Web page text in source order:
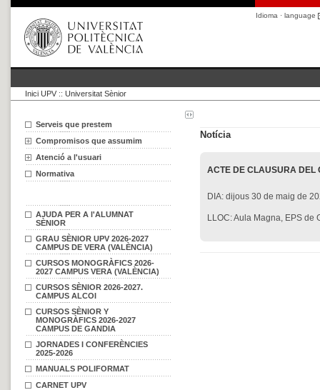
Idioma · language
Inici UPV :: Universitat Sènior
Serveis que prestem
Compromisos que assumim
Atenció a l'usuari
Normativa
AJUDA PER A l'ALUMNAT
SÈNIOR
GRAU SÈNIOR UPV 2026-2027
CAMPUS DE VERA (VALÈNCIA)
CURSOS MONOGRÀFICS 2026-
2027 CAMPUS VERA (VALÈNCIA)
CURSOS SÈNIOR 2026-2027.
CAMPUS ALCOI
CURSOS SÈNIOR Y
MONOGRÀFICS 2026-2027
CAMPUS DE GANDIA
JORNADES I CONFERÈNCIES
2025-2026
MANUALS POLIFORMAT
CARNET UPV
Notícia
ACTE DE CLAUSURA DEL
DIA: dijous 30 de maig de
LLOC: Aula Magna, EPS de